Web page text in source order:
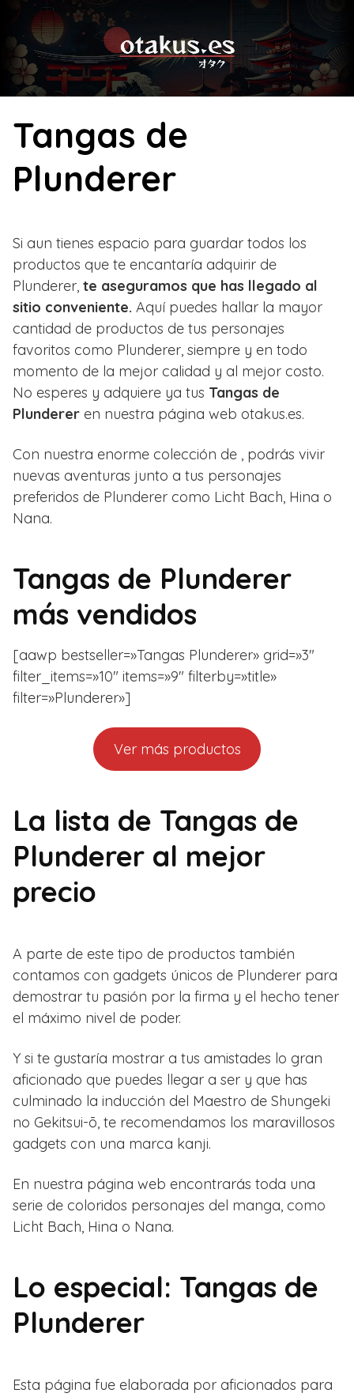
content
Tangas de
Plunderer
Si aun tienes espacio para guardar todos los
productos que te encantaría adquirir de
Plunderer, te aseguramos que has llegado al
sitio conveniente. Aquí puedes hallar la mayor
cantidad de productos de tus personajes
favoritos como Plunderer, siempre y en todo
momento de la mejor calidad y al mejor costo.
No esperes y adquiere ya tus Tangas de
Plunderer en nuestra página web otakus.es.
Con nuestra enorme colección de , podrás vivir
nuevas aventuras junto a tus personajes
preferidos de Plunderer como Licht Bach, Hina o
Nana.
Tangas de Plunderer
más vendidos
[aawp bestseller=»Tangas Plunderer» grid=»3″
filter_items=»10″ items=»9″ filterby=»title»
filter=»Plunderer»]
Ver más productos
La lista de Tangas de
Plunderer al mejor
precio
A parte de este tipo de productos también
contamos con gadgets únicos de Plunderer para
demostrar tu pasión por la firma y el hecho tener
el máximo nivel de poder.
Y si te gustaría mostrar a tus amistades lo gran
aficionado que puedes llegar a ser y que has
culminado la inducción del Maestro de Shungeki
no Gekitsui-ō, te recomendamos los maravillosos
gadgets con una marca kanji.
En nuestra página web encontrarás toda una
serie de coloridos personajes del manga, como
Licht Bach, Hina o Nana.
Lo especial: Tangas de
Plunderer
Esta página fue elaborada por aficionados para